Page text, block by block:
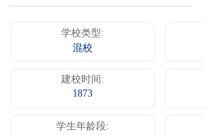
学校类型:
混校
建校时间:
1873
学生年龄段: